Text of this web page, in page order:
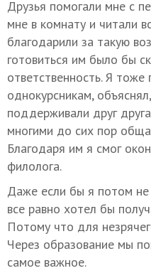
Друзья помогали мне с
мне в комнату и читали
благодарили за такую
готовиться им было бы
ответственность. Я
однокурсникам,
поддерживали друг
многими до сих пор
Благодаря им я смог
филолога.
Даже если бы я потом
все равно хотел бы
Потому что для
Через образование мы
самое важное.